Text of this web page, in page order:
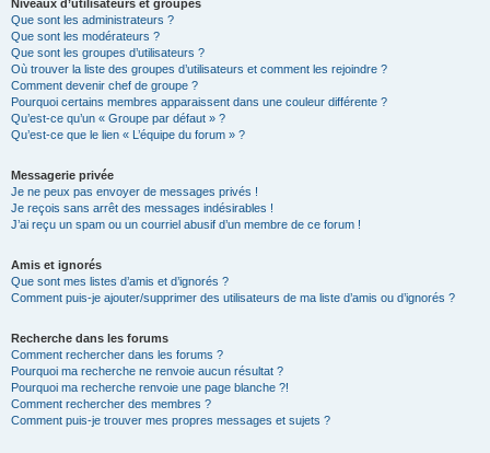
Niveaux d’utilisateurs et groupes
Que sont les administrateurs ?
Que sont les modérateurs ?
Que sont les groupes d’utilisateurs ?
Où trouver la liste des groupes d’utilisateurs et comment les rejoindre ?
Comment devenir chef de groupe ?
Pourquoi certains membres apparaissent dans une couleur différente ?
Qu’est-ce qu’un « Groupe par défaut » ?
Qu’est-ce que le lien « L’équipe du forum » ?
Messagerie privée
Je ne peux pas envoyer de messages privés !
Je reçois sans arrêt des messages indésirables !
J’ai reçu un spam ou un courriel abusif d’un membre de ce forum !
Amis et ignorés
Que sont mes listes d’amis et d’ignorés ?
Comment puis-je ajouter/supprimer des utilisateurs de ma liste d’amis ou d’ignorés ?
Recherche dans les forums
Comment rechercher dans les forums ?
Pourquoi ma recherche ne renvoie aucun résultat ?
Pourquoi ma recherche renvoie une page blanche ?!
Comment rechercher des membres ?
Comment puis-je trouver mes propres messages et sujets ?